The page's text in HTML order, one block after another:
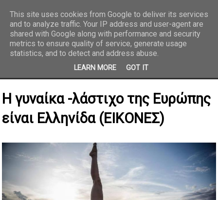
REPORTAZ NET
Η γυναίκα -λάστιχο της Ευρώπης
είναι Ελληνίδα (ΕΙΚΟΝΕΣ)
This site uses cookies from Google to deliver its services
and to analyze traffic. Your IP address and user-agent are
shared with Google along with performance and security
metrics to ensure quality of service, generate usage
statistics, and to detect and address abuse.
LEARN MORE GOT IT